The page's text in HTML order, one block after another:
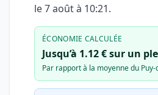
le7 août à 10:21.
ÉCONOMIE CALCULÉE
Jusqu’à 1.12 € sur un
Par rapport à la moyenne du